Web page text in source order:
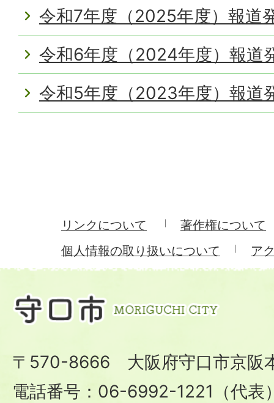
令和7年度（2025年度）報道
令和6年度（2024年度）報道
令和5年度（2023年度）報道
リンクについて
著作権について
個人情報の取り扱いについて
ア
〒570-8666 大阪府守口市京阪
電話番号：06-6992-1221（代表